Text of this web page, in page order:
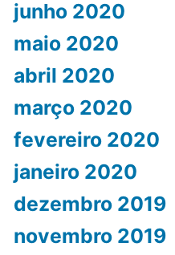
junho 2020
maio 2020
abril 2020
março 2020
fevereiro 2020
janeiro 2020
dezembro 2019
novembro 2019